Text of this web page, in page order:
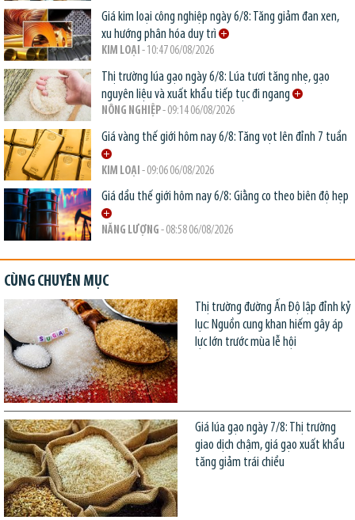
Giá kim loại công nghiệp ngày 6/8: Tăng giảm đan xen,
xu hướng phân hóa duy trì
KIM LOẠI - 10:47 06/08/2026
Thị trường lúa gạo ngày 6/8: Lúa tươi tăng nhẹ, gạo
nguyên liệu và xuất khẩu tiếp tục đi ngang
NÔNG NGHIỆP- 09:14 06/08/2026
Giá vàng thế giới hôm nay 6/8: Tăng vọt lên đỉnh 7 tuần
KIM LOẠI - 09:06 06/08/2026
Giá dầu thế giới hôm nay 6/8: Giằng co theo biên độ hẹp
NĂNG LƯỢNG - 08:58 06/08/2026
CÙNG CHUYÊN MỤC
Thị trường đường Ấn Độ lập đỉnh kỷ
lục: Nguồn cung khan hiếm gây áp
lực lớn trước mùa lễ hội
Giá lúa gạo ngày 7/8: Thị trường
giao dịch chậm, giá gạo xuất khẩu
tăng giảm trái chiều